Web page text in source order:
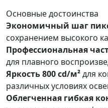
Основные достоинства
Экономичный шаг
сохранением высокого
Профессиональная
для плавного
Яркость 800 cd/м²для
различных условиях
Облегченная гибкая